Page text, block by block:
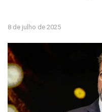
8 de julho de 2025